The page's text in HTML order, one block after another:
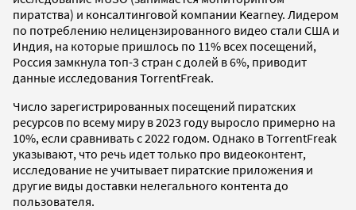
пиратства) и консалтинговой компании Kearney. Лидером
по потреблению нелицензированного видео стали США и
Индия, на которые пришлось по 11% всех посещений,
Россия замкнула топ-3 стран с долей в 6%, приводит
данные исследования TorrentFreak.
Число зарегистрированных посещений пиратских
ресурсов по всему миру в 2023 году выросло примерно на
10%, если сравнивать с 2022 годом. Однако в TorrentFreak
указывают, что речь идет только про видеоконтент,
исследование не учитывает пиратские приложения и
другие виды доставки нелегального контента до
пользователя.